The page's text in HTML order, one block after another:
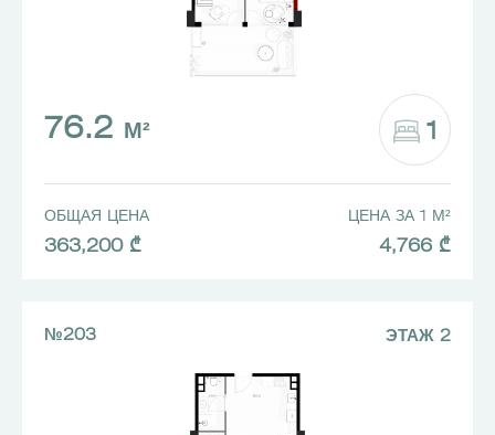
76.2 М² 1
ОБЩАЯ ЦЕНА
363,200 ₾
ЦЕНА ЗА 1 М²
4,766 ₾
№203 ЭТАЖ 2